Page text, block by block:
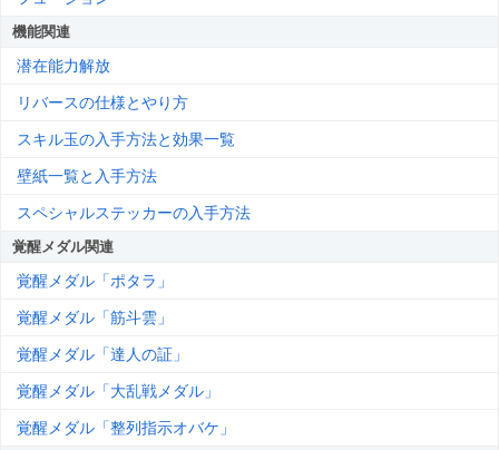
機能関連
潜在能力解放
リバースの仕様とやり方
スキル玉の入手方法と効果一覧
壁紙一覧と入手方法
スペシャルステッカーの入手方法
覚醒メダル関連
覚醒メダル「ポタラ」
覚醒メダル「筋斗雲」
覚醒メダル「達人の証」
覚醒メダル「大乱戦メダル」
覚醒メダル「整列指示オバケ」